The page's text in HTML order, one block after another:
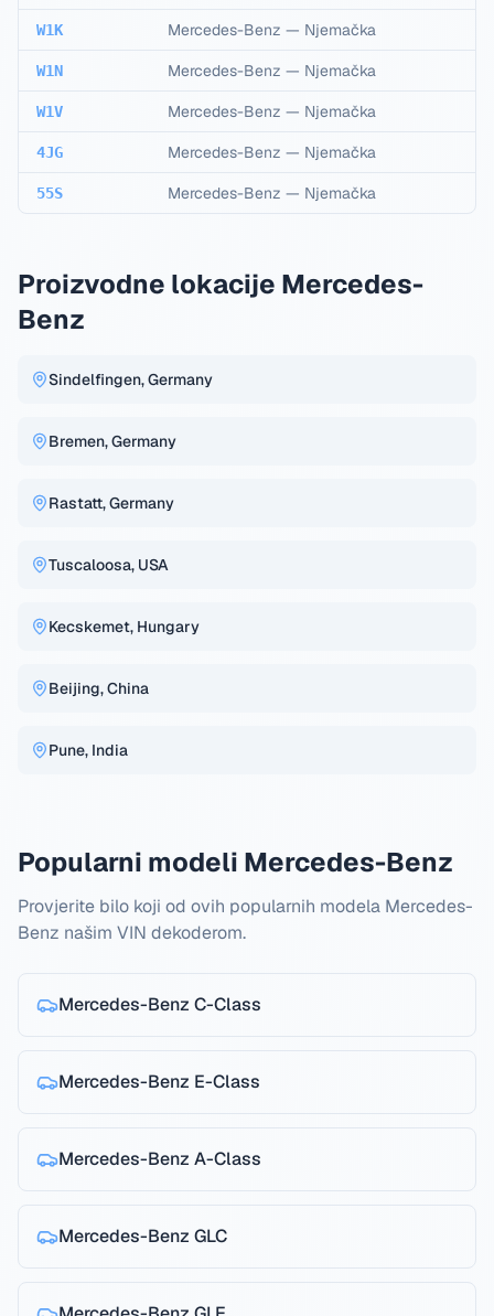
W1K Mercedes-Benz — Njemačka
W1N Mercedes-Benz — Njemačka
W1V Mercedes-Benz — Njemačka
4JG Mercedes-Benz — Njemačka
55S Mercedes-Benz — Njemačka
Proizvodne lokacije Mercedes-
Benz
Sindelfingen, Germany
Bremen, Germany
Rastatt, Germany
Tuscaloosa, USA
Kecskemet, Hungary
Beijing, China
Pune, India
Popularni modeli Mercedes-Benz
Provjerite bilo koji od ovih popularnih modela Mercedes-
Benz našim VIN dekoderom.
Mercedes-Benz C-Class
Mercedes-Benz E-Class
Mercedes-Benz A-Class
Mercedes-Benz GLC